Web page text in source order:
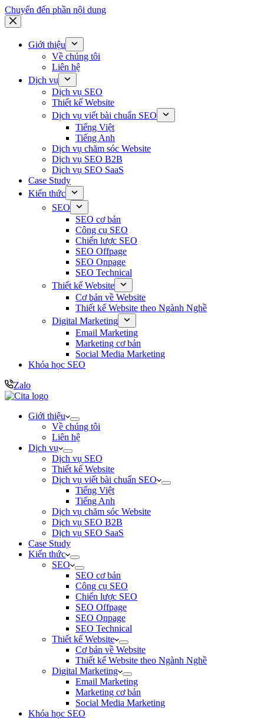
Chuyển đến phần nội dung
Giới thiệu
Về chúng tôi
Liên hệ
Dịch vụ
Dịch vụ SEO
Thiết kế Website
Dịch vụ viết bài chuẩn SEO
Tiếng Việt
Tiếng Anh
Dịch vụ chăm sóc Website
Dịch vụ SEO B2B
Dịch vụ SEO SaaS
Case Study
Kiến thức
SEO
SEO cơ bản
Công cụ SEO
Chiến lược SEO
SEO Offpage
SEO Onpage
SEO Technical
Thiết kế Website
Cơ bản về Website
Thiết kế Website theo Ngành Nghề
Digital Marketing
Email Marketing
Marketing cơ bản
Social Media Marketing
Khóa học SEO
Zalo
Giới thiệu
Về chúng tôi
Liên hệ
Dịch vụ
Dịch vụ SEO
Thiết kế Website
Dịch vụ viết bài chuẩn SEO
Tiếng Việt
Tiếng Anh
Dịch vụ chăm sóc Website
Dịch vụ SEO B2B
Dịch vụ SEO SaaS
Case Study
Kiến thức
SEO
SEO cơ bản
Công cụ SEO
Chiến lược SEO
SEO Offpage
SEO Onpage
SEO Technical
Thiết kế Website
Cơ bản về Website
Thiết kế Website theo Ngành Nghề
Digital Marketing
Email Marketing
Marketing cơ bản
Social Media Marketing
Khóa học SEO